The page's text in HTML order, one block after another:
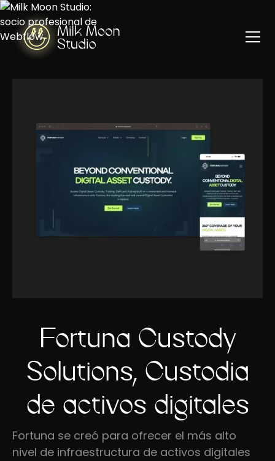
Fortuna Custody
Solutions, Custodia
de activos digitales
Fortuna se creó para ofrecer el más alto
nivel de infraestructura de activos digitales